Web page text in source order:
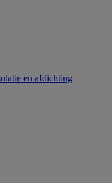
en afdichting